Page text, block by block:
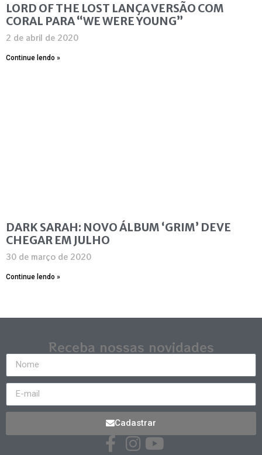
LORD OF THE LOST LANÇA VERSÃO COM
CORAL PARA “WE WERE YOUNG”
2 de abril de 2020
Continue lendo »
DARK SARAH: NOVO ÁLBUM ‘GRIM’ DEVE
CHEGAR EM JULHO
30 de março de 2020
Continue lendo »
Receba nossas novidades
Cadastrar